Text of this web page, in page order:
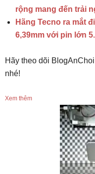
rộng mang đến trải
Hãng Tecno ra mắt
6,39mm với pin lớn
Hãy theo dõi
nhé!
Xem thêm